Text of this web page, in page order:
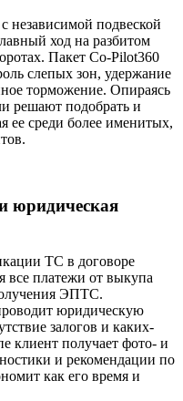
независимой подвеской
ход на разбитом
Пакет Co-Pilot360
слепых зон, удержание
торможение. Опираясь
решают подобрать и
ее среди более именитых,
юридическая
ТС в договоре
все платежи от выкупа
ЭПТС.
юридическую
залогов и каких-
клиент получает фото- и
и рекомендации по
как его время и